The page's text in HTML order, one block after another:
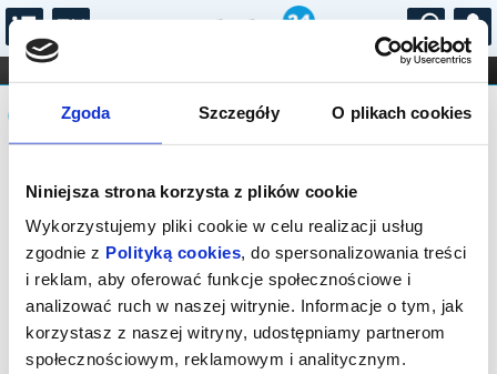
Zgoda Szczegóły O plikach cookies
Niniejsza strona korzysta z plików cookie
Wykorzystujemy pliki cookie w celu realizacji usług
zgodnie z Polityką cookies, do spersonalizowania treści
i reklam, aby oferować funkcje społecznościowe i
analizować ruch w naszej witrynie. Informacje o tym, jak
korzystasz z naszej witryny, udostępniamy partnerom
społecznościowym, reklamowym i analitycznym.
...
FILHARMONIA OPERA I BALET
STAND-UP
DLA DZIECI
Komunikat
Sprzedaż biletów on-line na wydarzenie
została zakończona.